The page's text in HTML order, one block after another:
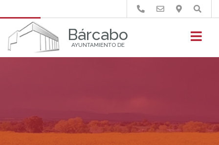
Bárcabo
AYUNTAMIENTO DE
Buscar